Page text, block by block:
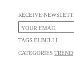
RECEIVE
TAGSELBULLI
CATEGORIESTREND